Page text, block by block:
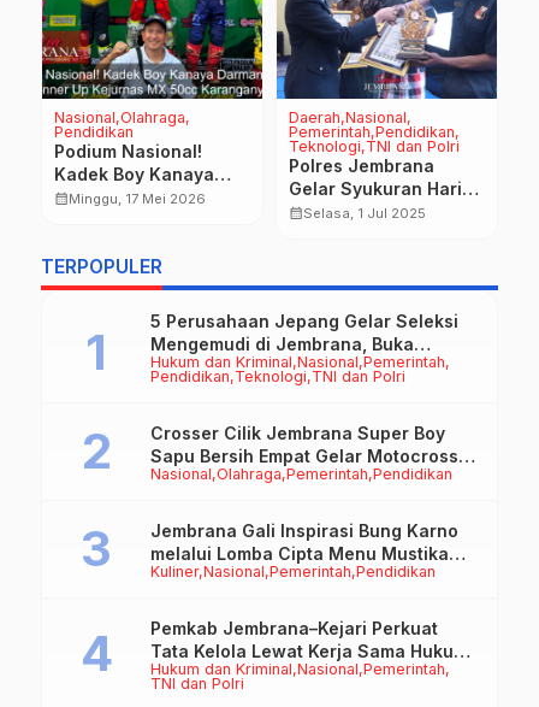
Nasional Olahraga
Pendidikan
Podium Nasional!
Kadek Boy Kanaya
Darmanta Raih Runner
calendar_monthMinggu, 17 Mei 2026
Daerah Nasional
Pemerintah Pendidikan
Teknologi TNI dan Polri
Polres Jembrana
Gelar Syukuran Hari
Bhayangkara ke-79,
calendar_monthSelasa, 1 Jul 2025
TERPOPULER
Hukum dan Kriminal Nasional Pemerintah
Pendidikan Teknologi TNI dan Polri
5 Perusahaan Jepang Gelar Seleksi
Mengemudi di Jembrana, Buka
Peluang Kerja bagi Calon PMI
Nasional Olahraga Pemerintah Pendidikan
Crosser Cilik Jembrana Super Boy
Sapu Bersih Empat Gelar Motocross
50cc
Kuliner Nasional Pemerintah Pendidikan
Jembrana Gali Inspirasi Bung Karno
melalui Lomba Cipta Menu Mustika
Rasa
Hukum dan Kriminal Nasional Pemerintah
TNI dan Polri
Pemkab Jembrana–Kejari Perkuat
Tata Kelola Lewat Kerja Sama Hukum
Datun